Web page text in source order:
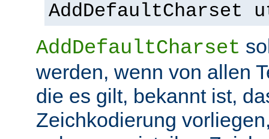
AddDefaultCharset
AddDefaultCharset
werden, wenn von allen
die es gilt, bekannt ist,
Zeichkodierung